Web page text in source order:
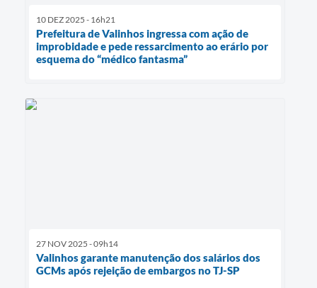
10 DEZ 2025 - 16h21
Prefeitura de Valinhos ingressa com ação de
improbidade e pede ressarcimento ao erário por
esquema do “médico fantasma”
27 NOV 2025 - 09h14
Valinhos garante manutenção dos salários dos
GCMs após rejeição de embargos no TJ-SP